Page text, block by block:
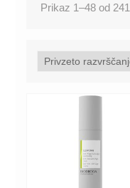
Prikaz 1–48 od